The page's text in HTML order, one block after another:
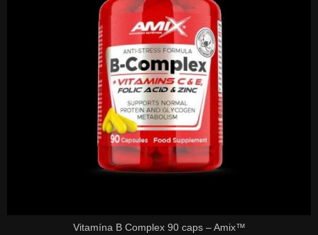
Vitamína B Complex 90 caps – Amix™